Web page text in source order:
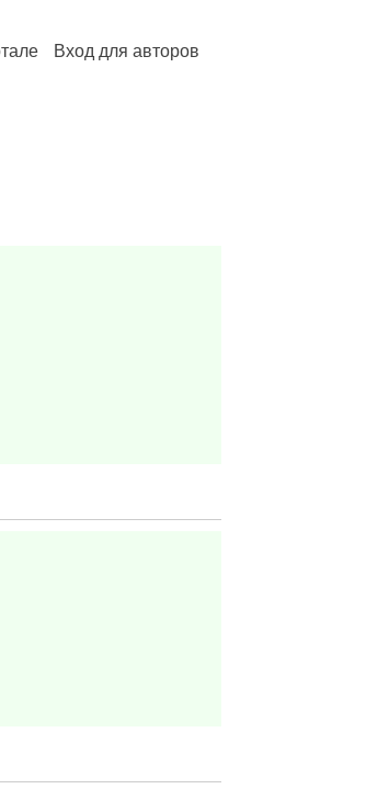
Вход для авторов